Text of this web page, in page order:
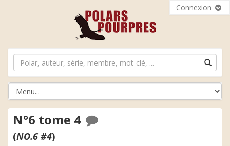
Connexion
N°6 tome 4
(NO.6 #4)